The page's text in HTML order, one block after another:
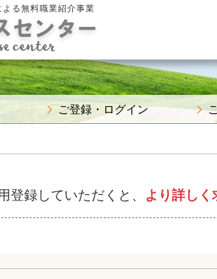
る無料職業紹介事業
ご登録・ログイン
登録していただくと、 より詳しく